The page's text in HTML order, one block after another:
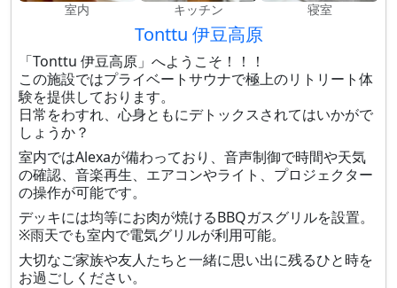
室内 キッチン 寝室
Tonttu 伊豆高原
「Tonttu 伊豆高原」へようこそ！！！
この施設ではプライベートサウナで極上のリトリート体
験を提供しております。
日常をわすれ、心身ともにデトックスされてはいかがで
しょうか？
室内ではAlexaが備わっており、音声制御で時間や天気
の確認、音楽再生、エアコンやライト、プロジェクター
の操作が可能です。
デッキには均等にお肉が焼けるBBQガスグリルを設置。
※雨天でも室内で電気グリルが利用可能。
大切なご家族や友人たちと一緒に思い出に残るひと時を
お過ごしください。